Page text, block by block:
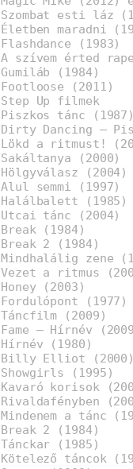
Szombat esti láz
Életben maradni
Flashdance (1983)
A szívem érted
Gumiláb (1984)
Footloose (2011)
Step Up filmek
Piszkos tánc (1987)
Dirty Dancing –
Lökd a ritmust!
Sakáltanya (2000)
Hölgyválasz (2004)
Alul semmi (1997)
Halálbalett (1985)
Utcai tánc (2004)
Break (1984)
Break 2 (1984)
Mindhalálig zene
Vezet a ritmus
Honey (2003)
Fordulópont (1977)
Táncfilm (2009)
Fame – Hírnév
Hírnév (1980)
Billy Elliot (2000)
Showgirls (1995)
Kavaró korisok
Rivaldafényben
Mindenem a tánc
Break 2 (1984)
Tánckar (1985)
Kötelező táncok